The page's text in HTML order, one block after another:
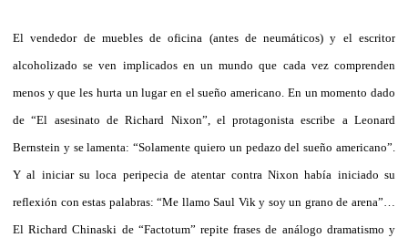
El vendedor de muebles de oficina (antes de neumáticos) y el escritor
alcoholizado se ven implicados en un mundo que cada vez comprenden
menos y que les hurta un lugar en el sueño americano. En un momento dado
de “El asesinato de Richard Nixon”, el protagonista escribe a Leonard
Bernstein y se lamenta: “Solamente quiero un pedazo del sueño americano”.
Y al iniciar su loca peripecia de atentar contra Nixon había iniciado su
reflexión con estas palabras: “Me llamo Saul Vik y soy un grano de arena”…
El Richard Chinaski de “Factotum” repite frases de análogo dramatismo y